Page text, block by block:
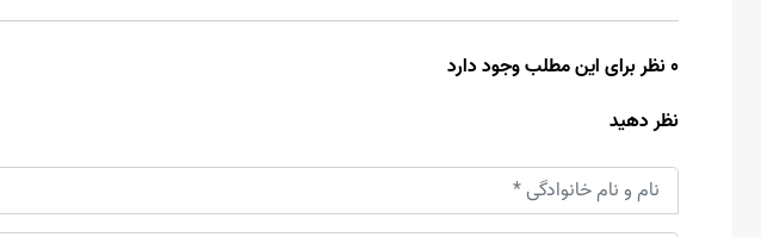
0 نظر برای این مطلب وجود دارد
نظر دهید